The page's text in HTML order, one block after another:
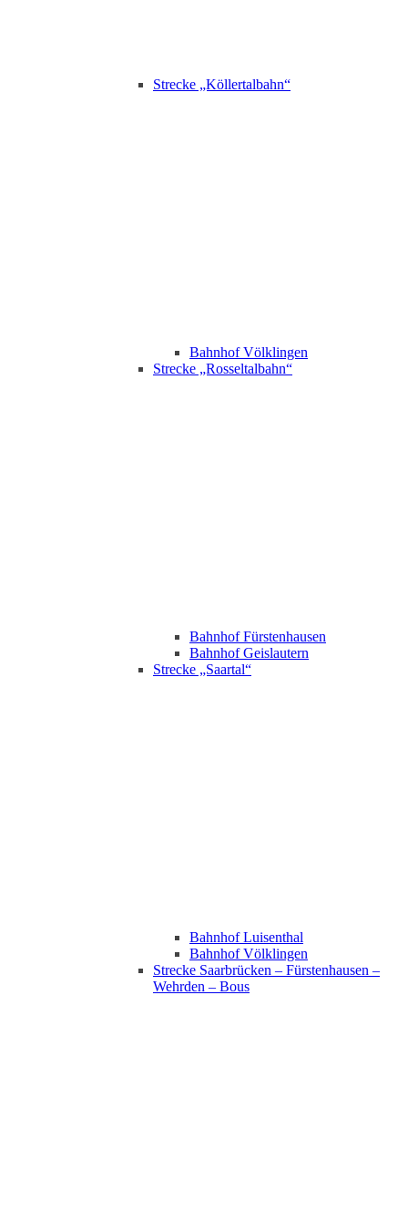
Strecke „Köllertalbahn“
Bahnhof Völklingen
Strecke „Rosseltalbahn“
Bahnhof Fürstenhausen
Bahnhof Geislautern
Strecke „Saartal“
Bahnhof Luisenthal
Bahnhof Völklingen
Strecke Saarbrücken – Fürstenhausen –
Wehrden – Bous